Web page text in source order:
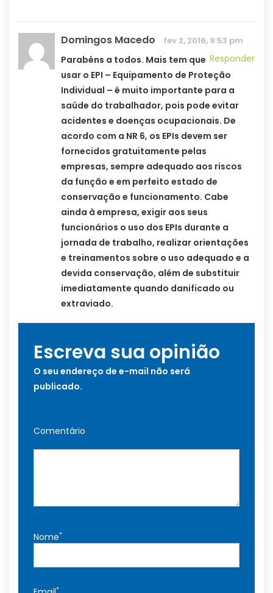
Domingos Macedo fev 2, 2016, 9:53 pm
Responder
Parabéns a todos. Mais tem que
usar o EPI – Equipamento de Proteção
Individual – é muito importante para a
saúde do trabalhador, pois pode evitar
acidentes e doenças ocupacionais. De
acordo com a NR 6, os EPIs devem ser
fornecidos gratuitamente pelas
empresas, sempre adequado aos riscos
da função e em perfeito estado de
conservação e funcionamento. Cabe
ainda à empresa, exigir aos seus
funcionários o uso dos EPIs durante a
jornada de trabalho, realizar orientações
e treinamentos sobre o uso adequado e a
devida conservação, além de substituir
imediatamente quando danificado ou
extraviado.
Escreva sua opinião
O seu endereço de e-mail não será
publicado.
Comentário
Nome*
*